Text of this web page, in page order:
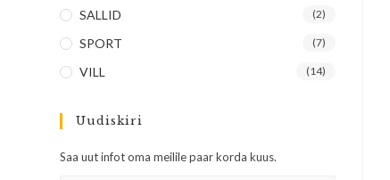
SALLID (2)
SPORT (7)
VILL (14)
Uudiskiri
Saa uut infot oma meilile paar korda kuus.